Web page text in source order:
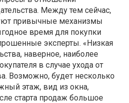
Между тем сейчас,
привычные механизмы
время для покупки
эксперты. «Низкая
наверное, наиболее
в случае ухода от
Возможно, будет несколько
этаж, вид из окна,
старта продаж большое